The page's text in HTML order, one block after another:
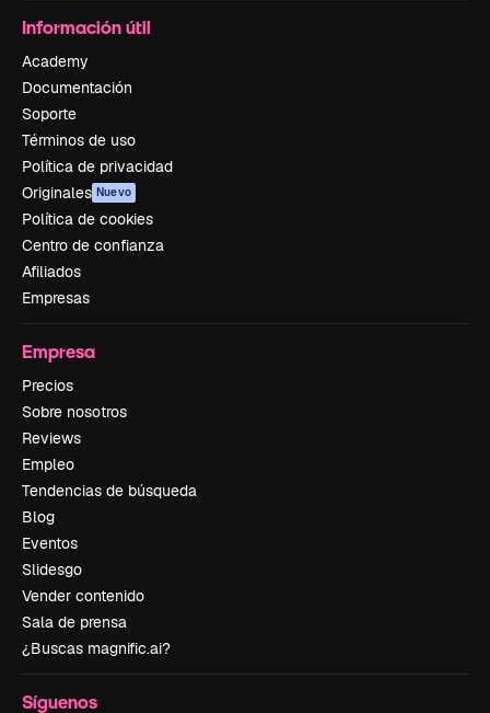
Información útil
Academy
Documentación
Soporte
Términos de uso
Política de privacidad
Originales Nuevo
Política de cookies
Centro de confianza
Afiliados
Empresas
Empresa
Precios
Sobre nosotros
Reviews
Empleo
Tendencias de búsqueda
Blog
Eventos
Slidesgo
Vender contenido
Sala de prensa
¿Buscas magnific.ai?
Síguenos